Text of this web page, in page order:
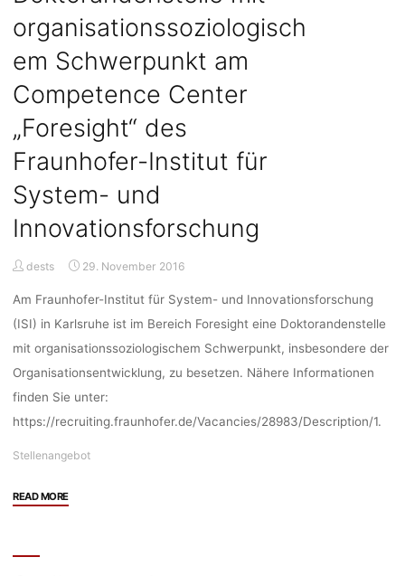
Bereich
Theoretischen
Philosophie
und/oder
der
Wissenschaftstheorie
an
der
Universität
Bielefeld"
organisationssoziologisch
em Schwerpunkt am
Competence Center
„Foresight“ des
Fraunhofer-Institut für
System- und
Innovationsforschung
dests 29. November 2016
Am Fraunhofer-Institut für System- und Innovationsforschung
(ISI) in Karlsruhe ist im Bereich Foresight eine Doktorandenstelle
mit organisationssoziologischem Schwerpunkt, insbesondere der
Organisationsentwicklung, zu besetzen. Nähere Informationen
finden Sie unter:
https://recruiting.fraunhofer.de/Vacancies/28983/Description/1.
Stellenangebot
READ MORE"Stellenangebot: